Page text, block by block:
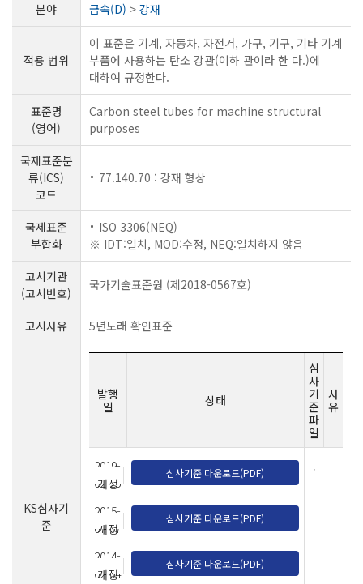
분야 금속(D) > 강재
적용 범위
이 표준은 기계, 자동차, 자전거, 가구, 기구, 기타 기계
부품에 사용하는 탄소 강관(이하 관이라 한 다.)에
대하여 규정한다.
표준명
(영어)
Carbon steel tubes for machine structural
purposes
국제표준분
류(ICS)
코드
77.140.70 : 강재 형상
국제표준
부합화
ISO 3306(NEQ)
※ IDT:일치, MOD:수정, NEQ:일치하지 않음
고시기관
(고시번호)
국가기술표준원 (제2018-0567호)
고시사유 5년도래 확인표준
KS심사기
준
발행
일
상태
심
사
기
준
파
일
사
유
2019-
02-25
개정
심사기준 다운로드(PDF) .
2015-
07-07
개정
심사기준 다운로드(PDF)
2014-
02-04
개정
심사기준 다운로드(PDF)